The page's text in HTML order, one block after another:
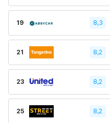
19 8,3
21 8,2
23 8,2
25 8,2